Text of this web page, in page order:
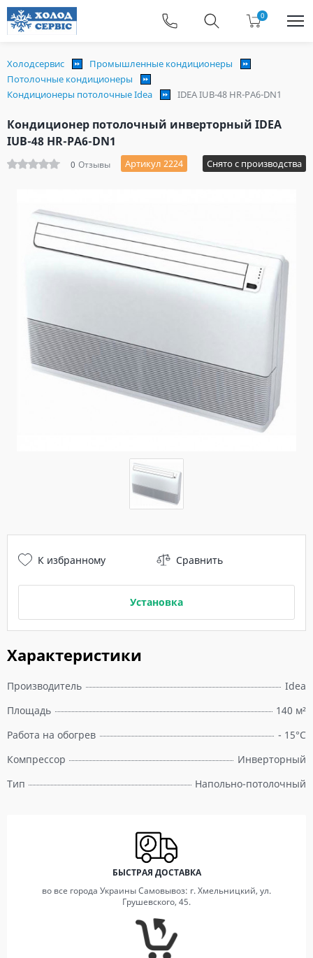
0
Холодсервис
Промышленные кондиционеры
Потолочные кондиционеры
Кондиционеры потолочные Idea
IDEA IUB-48 HR-PA6-DN1
Кондиционер потолочный инверторный IDEA
IUB-48 HR-PA6-DN1
0 Отзывы Артикул 2224 Снято с производства
Характеристики
Производитель
Idea
Площадь
140 м²
Работа на обогрев
- 15°С
Компрессор
Инверторный
Тип
Напольно-потолочный
К избранному Сравнить
Установка
БЫСТРАЯ ДОСТАВКА
во все города Украины Самовывоз: г. Хмельницкий, ул.
Грушевского, 45.